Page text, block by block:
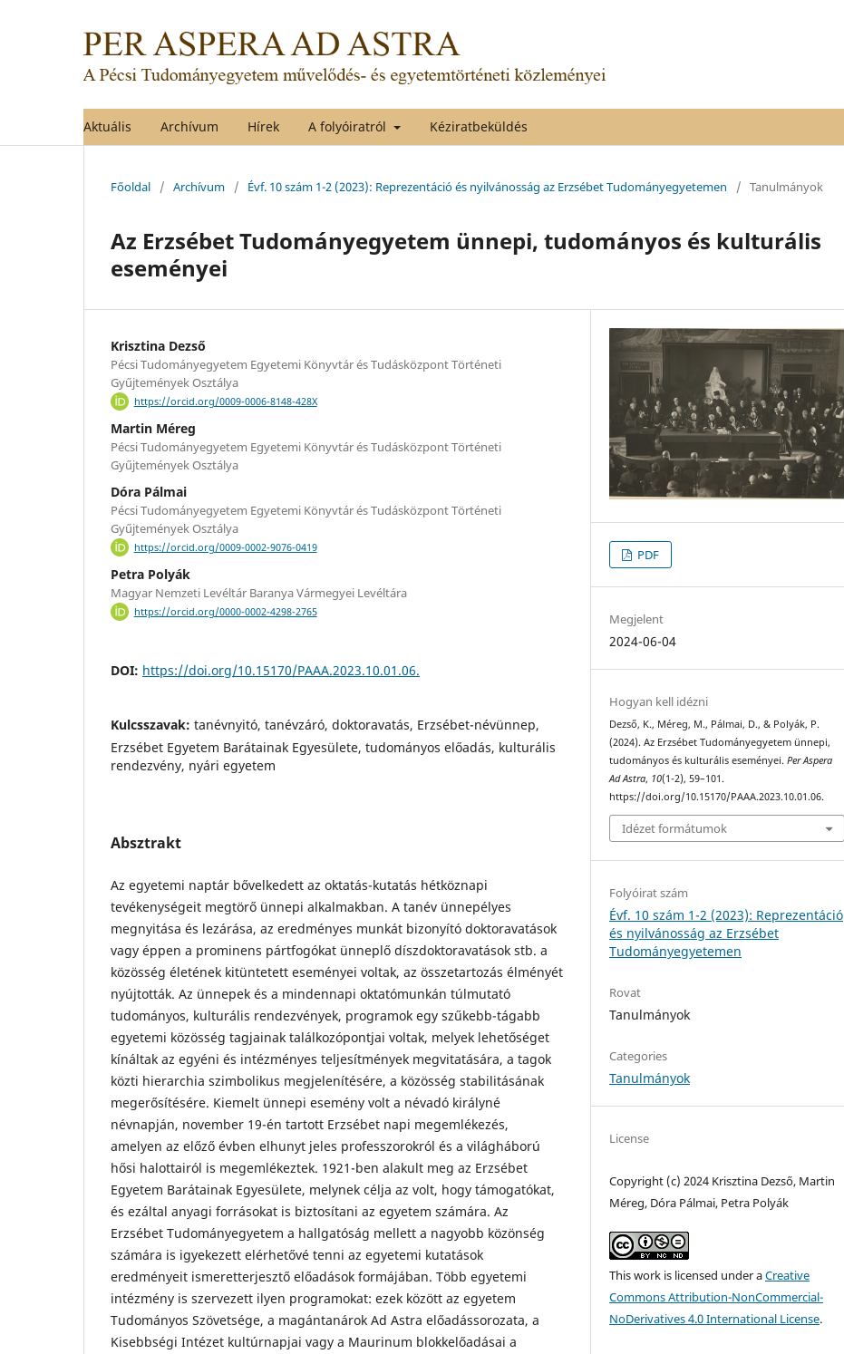
Aktuális Archívum Hírek A folyóiratról Kéziratbeküldés
Főoldal / Archívum / Évf. 10 szám 1-2 (2023): Reprezentáció és nyilvánosság az Erzsébet Tudományegyetemen / Tanulmányok
Az Erzsébet Tudományegyetem ünnepi, tudományos és kulturális
eseményei
Krisztina Dezső
Pécsi Tudományegyetem Egyetemi Könyvtár és Tudásközpont Történeti
Gyűjtemények Osztálya
https://orcid.org/0009-0006-8148-428X
Martin Méreg
Pécsi Tudományegyetem Egyetemi Könyvtár és Tudásközpont Történeti
Gyűjtemények Osztálya
Dóra Pálmai
Pécsi Tudományegyetem Egyetemi Könyvtár és Tudásközpont Történeti
Gyűjtemények Osztálya
https://orcid.org/0009-0002-9076-0419
Petra Polyák
Magyar Nemzeti Levéltár Baranya Vármegyei Levéltára
https://orcid.org/0000-0002-4298-2765
DOI: https://doi.org/10.15170/PAAA.2023.10.01.06.
Kulcsszavak: tanévnyitó, tanévzáró, doktoravatás, Erzsébet-névünnep,
Erzsébet Egyetem Barátainak Egyesülete, tudományos előadás, kulturális
rendezvény, nyári egyetem
Absztrakt
Az egyetemi naptár bővelkedett az oktatás-kutatás hétköznapi
tevékenységeit megtörő ünnepi alkalmakban. A tanév ünnepélyes
megnyitása és lezárása, az eredményes munkát bizonyító doktoravatások
vagy éppen a prominens pártfogókat ünneplő díszdoktoravatások stb. a
közösség életének kitüntetett eseményei voltak, az összetartozás élményét
nyújtották. Az ünnepek és a mindennapi oktatómunkán túlmutató
tudományos, kulturális rendezvények, programok egy szűkebb-tágabb
egyetemi közösség tagjainak találkozópontjai voltak, melyek lehetőséget
kínáltak az egyéni és intézményes teljesítmények megvitatására, a tagok
közti hierarchia szimbolikus megjelenítésére, a közösség stabilitásának
megerősítésére. Kiemelt ünnepi esemény volt a névadó királyné
névnapján, november 19-én tartott Erzsébet napi megemlékezés,
amelyen az előző évben elhunyt jeles professzorokról és a világháború
hősi halottairól is megemlékeztek. 1921-ben alakult meg az Erzsébet
Egyetem Barátainak Egyesülete, melynek célja az volt, hogy támogatókat,
és ezáltal anyagi forrásokat is biztosítani az egyetem számára. Az
Erzsébet Tudományegyetem a hallgatóság mellett a nagyobb közönség
számára is igyekezett elérhetővé tenni az egyetemi kutatások
eredményeit ismeretterjesztő előadások formájában. Több egyetemi
intézmény is szervezett ilyen programokat: ezek között az egyetem
Tudományos Szövetsége, a magántanárok Ad Astra előadássorozata, a
Kisebbségi Intézet kultúrnapjai vagy a Maurinum blokkelőadásai a
PDF
Megjelent
2024-06-04
Hogyan kell idézni
Dezső, K., Méreg, M., Pálmai, D., & Polyák, P.
(2024). Az Erzsébet Tudományegyetem ünnepi,
tudományos és kulturális eseményei.Per Aspera
Ad Astra, 10(1-2), 59–101.
https://doi.org/10.15170/PAAA.2023.10.01.06.
Idézet formátumok
Folyóirat szám
Évf. 10 szám 1-2 (2023): Reprezentáció
és nyilvánosság az Erzsébet
Tudományegyetemen
Rovat
Tanulmányok
Categories
Tanulmányok
License
Copyright (c) 2024 Krisztina Dezső, Martin
Méreg, Dóra Pálmai, Petra Polyák
This work is licensed under aCreative
Commons Attribution-NonCommercial-
NoDerivatives 4.0 International License.